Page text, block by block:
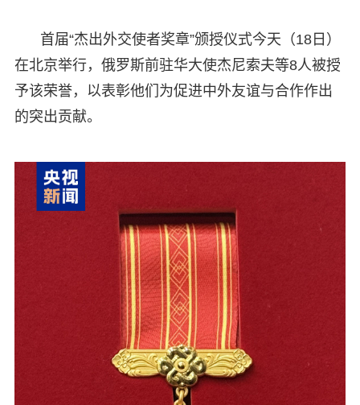
首届“杰出外交使者奖章”颁授仪式今天（18日）
在北京举行，俄罗斯前驻华大使杰尼索夫等8人被授
予该荣誉，以表彰他们为促进中外友谊与合作作出
的突出贡献。